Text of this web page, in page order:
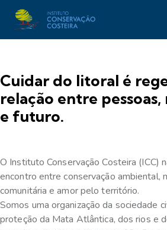
Cuidar do litoral é
relação entre
e futuro.
O Instituto Conservação Costeira (ICC)
encontro entre conservação ambiental,
comunitária e amor pelo território.
Somos uma organização da sociedade
proteção da Mata Atlântica, dos rios e